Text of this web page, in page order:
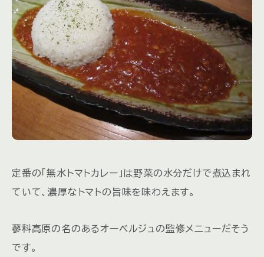
定番の「無水トマトカレー」は野菜の水分だけで煮込まれ
ていて、濃厚なトマトの旨味を味わえます。
蓼科高原の名のあるオーベルジュの監修メニューだそう
です。